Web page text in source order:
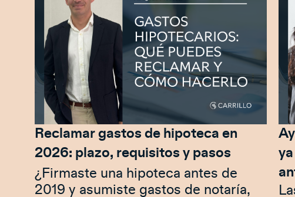
Reclamar gastos de hipoteca en
2026: plazo, requisitos y pasos
¿Firmaste una hipoteca antes de
2019 y asumiste gastos de notaría,